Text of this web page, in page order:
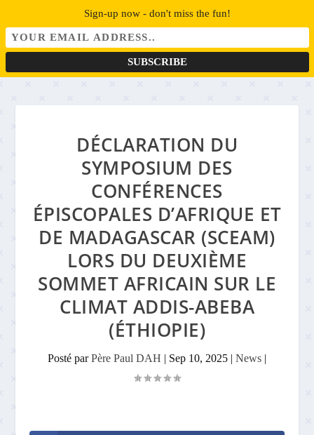
DÉCLARATION DU
SYMPOSIUM DES
CONFÉRENCES
ÉPISCOPALES D’AFRIQUE ET
DE MADAGASCAR (SCEAM)
LORS DU DEUXIÈME
SOMMET AFRICAIN SUR LE
CLIMAT ADDIS-ABEBA
(ÉTHIOPIE)
Posté parPère Paul DAH | Sep 10, 2025 | News |
Sign-up now - don't miss the fun!